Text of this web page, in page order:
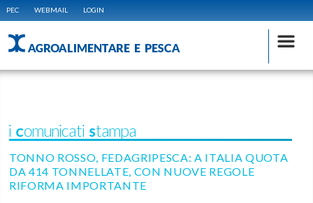
PEC WEBMAIL LOGIN
AGROALIMENTARE E PESCA
i Comunicati Stampa
TONNO ROSSO, FEDAGRIPESCA: A ITALIA QUOTA
DA 414 TONNELLATE, CON NUOVE REGOLE
RIFORMA IMPORTANTE